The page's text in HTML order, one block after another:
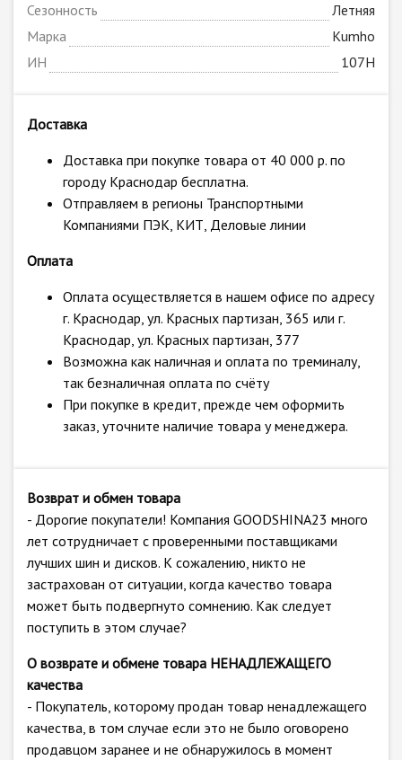
Сезонность
Летняя
Марка
Kumho
ИН
107H
Доставка
Доставка при покупке товара от 40 000 р. по
городу Краснодар бесплатна.
Отправляем в регионы Транспортными
Компаниями ПЭК, КИТ, Деловые линии
Оплата
Оплата осуществляется в нашем офисе по адресу
г. Краснодар, ул. Красных партизан, 365 или г.
Краснодар, ул. Красных партизан, 377
Возможна как наличная и оплата по треминалу,
так безналичная оплата по счёту
При покупке в кредит, прежде чем оформить
заказ, уточните наличие товара у менеджера.
Возврат и обмен товара
- Дорогие покупатели! Компания GOODSHINA23 много
лет сотрудничает с проверенными поставщиками
лучших шин и дисков. К сожалению, никто не
застрахован от ситуации, когда качество товара
может быть подвергнуто сомнению. Как следует
поступить в этом случае?
О возврате и обмене товара НЕНАДЛЕЖАЩЕГО
качества
- Покупатель, которому продан товар ненадлежащего
качества, в том случае если это не было оговорено
продавцом заранее и не обнаружилось в момент